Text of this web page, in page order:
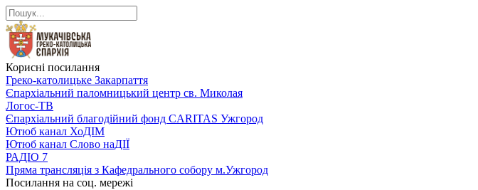
Корисні посилання
Греко-католицьке Закарпаття
Єпархіальний паломницький центр св. Миколая
Логос-ТВ
Єпархіальний благодійний фонд CARITAS Ужгород
Ютюб канал ХоДІМ
Ютюб канал Слово наДІЇ
РАДІО 7
Пряма трансляція з Кафедрального собору м.Ужгород
Посилання на соц. мережі